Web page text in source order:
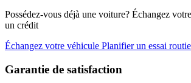
Possédez-vous déjà une voiture? Échangez
un crédit
Échangez votre véhicule Planifier un essai
Garantie de satisfaction